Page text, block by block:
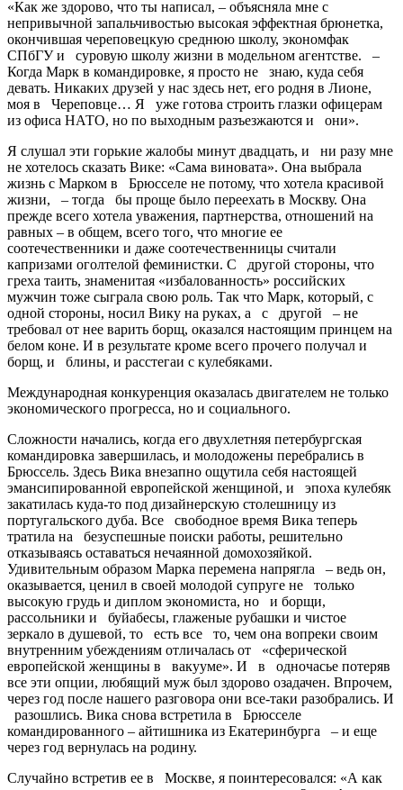
«Как же здорово, что ты написал, – объясняла мне с
непривычной запальчивостью высокая эффектная брюнетка,
окончившая череповецкую среднюю школу, экономфак
СПбГУ и суровую школу жизни в модельном агентстве. –
Когда Марк в командировке, я просто не знаю, куда себя
девать. Никаких друзей у нас здесь нет, его родня в Лионе,
моя в Череповце… Я уже готова строить глазки офицерам
из офиса НАТО, но по выходным разъезжаются и они».
Я слушал эти горькие жалобы минут двадцать, и ни разу мне
не хотелось сказать Вике: «Сама виновата». Она выбрала
жизнь с Марком в Брюсселе не потому, что хотела красивой
жизни, – тогда бы проще было переехать в Москву. Она
прежде всего хотела уважения, партнерства, отношений на
равных – в общем, всего того, что многие ее
соотечественники и даже соотечественницы считали
капризами оголтелой феминистки. С другой стороны, что
греха таить, знаменитая «избалованность» российских
мужчин тоже сыграла свою роль. Так что Марк, который, с
одной стороны, носил Вику на руках, а с другой – не
требовал от нее варить борщ, оказался настоящим принцем на
белом коне. И в результате кроме всего прочего получал и
борщ, и блины, и ­расстегаи с кулебяками.
Международная конкуренция оказалась двигателем не только
экономического прогресса, но и социального.
Сложности начались, когда его двухлетняя петербургская
командировка завершилась, и молодожены перебрались в
Брюссель. Здесь Вика внезапно ощутила себя настоящей
эмансипированной европейской женщиной, и эпоха кулебяк
закатилась куда-то под дизайнерскую столешницу из
португальского дуба. Все свободное время Вика теперь
тратила на безуспешные поиски работы, решительно
отказываясь оставаться нечаянной ­домохозяйкой.
Удивительным образом Марка перемена напрягла – ведь он,
оказывается, ценил в своей молодой супруге не только
высокую грудь и диплом экономиста, но и борщи,
рассольники и буйабесы, глаженые рубашки и чистое
зеркало в душевой, то есть все то, чем она вопреки своим
внутренним убеждениям отличалась от «сферической
европейской женщины в вакууме». И в одночасье потеряв
все эти опции, любящий муж был здорово озадачен. Впрочем,
через год после нашего разговора они все-таки разобрались. И
разошлись. Вика снова встретила в Брюсселе
командированного – айтишника из Екатеринбурга – и еще
через год вернулась на родину.
Случайно встретив ее в Москве, я поинтересовался: «А как